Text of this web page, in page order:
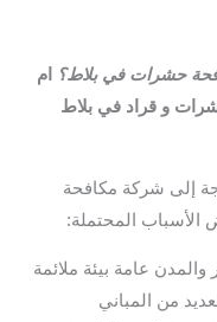
حشرات في بلاط؟
ام
و قراد في بلاط
إلى شركة مكافحة
الأسباب المحتملة:
عامة بيئة ملائمة
من المباني